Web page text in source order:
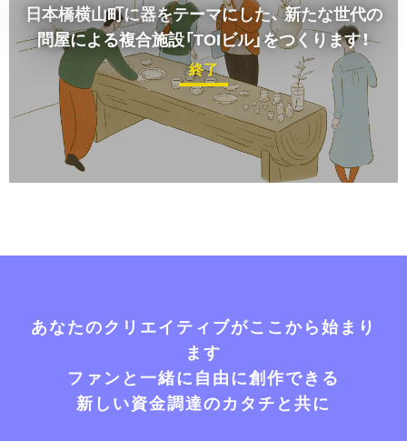
日本橋横山町に器をテーマにした、新たな世代の
問屋による複合施設「TOIビル」をつくります！
終了
あなたのクリエイティブがここから始まり
ます
ファンと一緒に自由に創作できる
新しい資金調達のカタチと共に